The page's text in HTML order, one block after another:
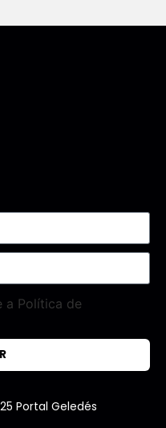
a Política de
Portal Geledés